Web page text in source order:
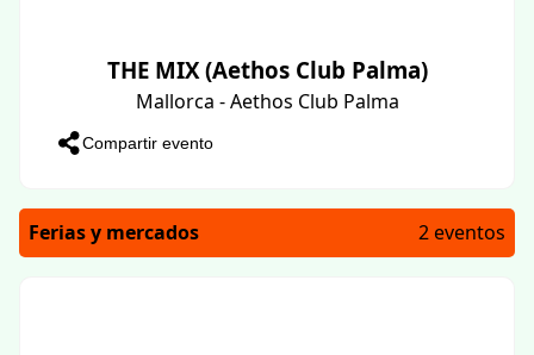
THE MIX (Aethos Club Palma)
Mallorca - Aethos Club Palma
Compartir evento
Ferias y mercados 2 eventos